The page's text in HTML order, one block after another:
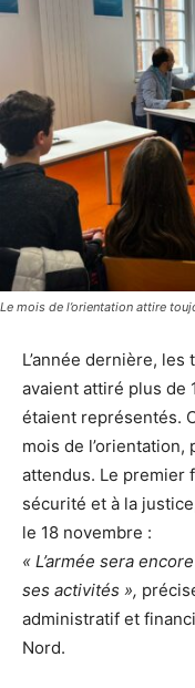
Le mois de l’orientation attire
L’année dernière,
avaient attiré plus de
étaient représentés.
mois de
attendus. Le premier
sécurité et à la
le 18 novembre :
« L’armée sera
ses activités »,
administratif et
Nord.